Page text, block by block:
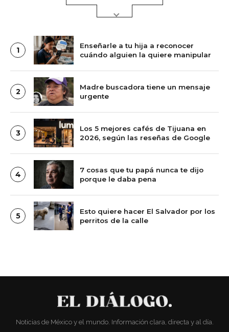
1
Enseñarle a tu hija a reconocer
cuándo alguien la quiere manipular
2
Madre buscadora tiene un mensaje
urgente
3
Los 5 mejores cafés de Tijuana en
2026, según las reseñas de Google
4
7 cosas que tu papá nunca te dijo
porque le daba pena
5
Esto quiere hacer El Salvador por los
perritos de la calle
Noticias de México y el mundo. Información clara, directa y al día.